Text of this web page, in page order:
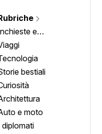
e
bestiali
e moto
diplomati